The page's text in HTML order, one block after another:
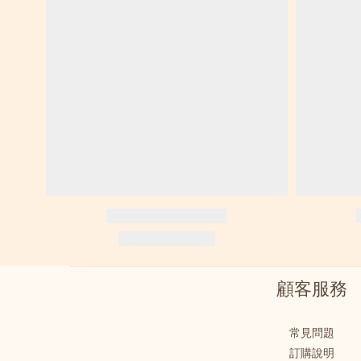
顧客服務
常見問題
訂購說明